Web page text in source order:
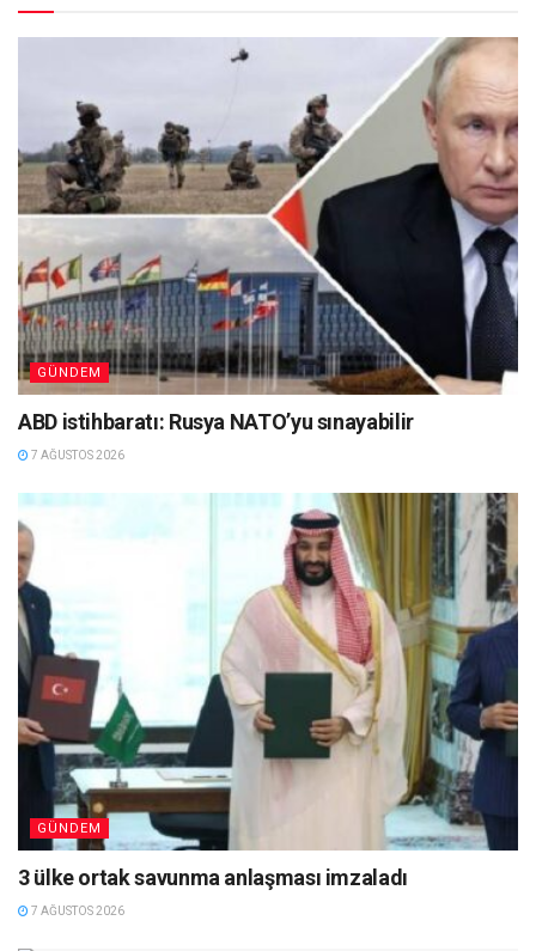
GÜNDEM
ABD istihbaratı: Rusya NATO’yu sınayabilir
7 AĞUSTOS 2026
GÜNDEM
3 ülke ortak savunma anlaşması imzaladı
7 AĞUSTOS 2026